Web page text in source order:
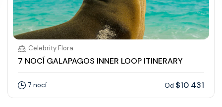
Celebrity Flora
7 NOCÍ GALAPAGOS INNER LOOP ITINERARY
7 nocí Od $10 431